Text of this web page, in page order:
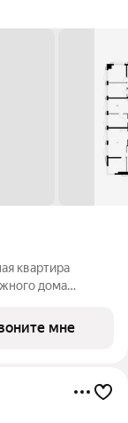
квартира
дома
«Водный
мне